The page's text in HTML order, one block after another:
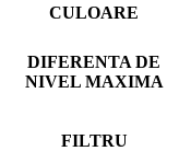
CULOARE
DIFERENTA DE
NIVEL MAXIMA
FILTRU